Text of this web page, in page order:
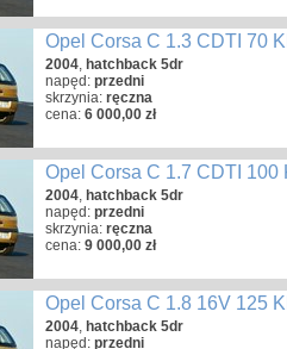
Opel Corsa C 1.3 CDTI 70
2004, hatchback 5dr
napęd: przedni
skrzynia: ręczna
cena: 6 000,00 zł
Opel Corsa C 1.7 CDTI 100
2004, hatchback 5dr
napęd: przedni
skrzynia: ręczna
cena: 9 000,00 zł
Opel Corsa C 1.8 16V 125
2004, hatchback 5dr
napęd: przedni